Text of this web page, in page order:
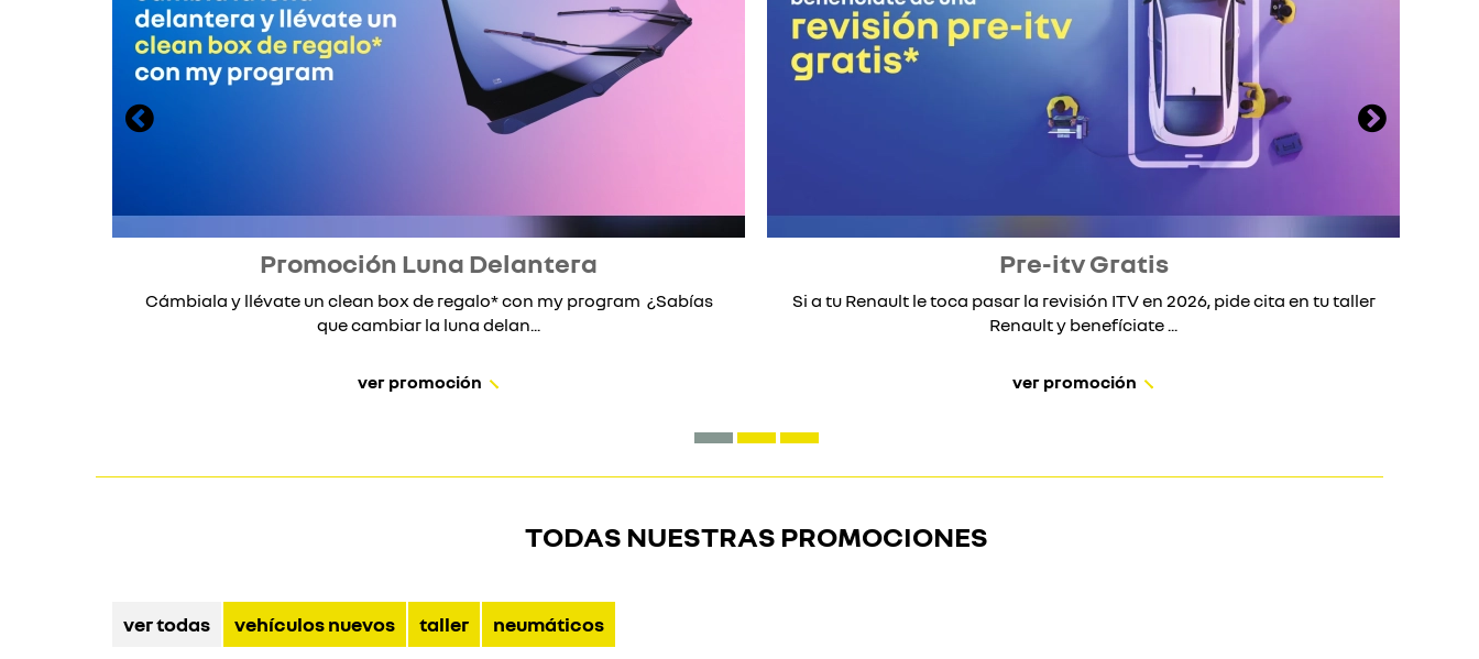
Promoción Luna Delantera
Cámbiala y llévate un clean box de regalo* con my program ¿Sabías
que cambiar la luna delan...
ver promoción
Pre-itv Gratis
Si a tu Renault le toca pasar la revisión ITV en 2026, pide cita en tu taller
Renault y benefíciate ...
ver promoción
TODAS NUESTRAS PROMOCIONES
ver todas vehículos nuevos taller neumáticos